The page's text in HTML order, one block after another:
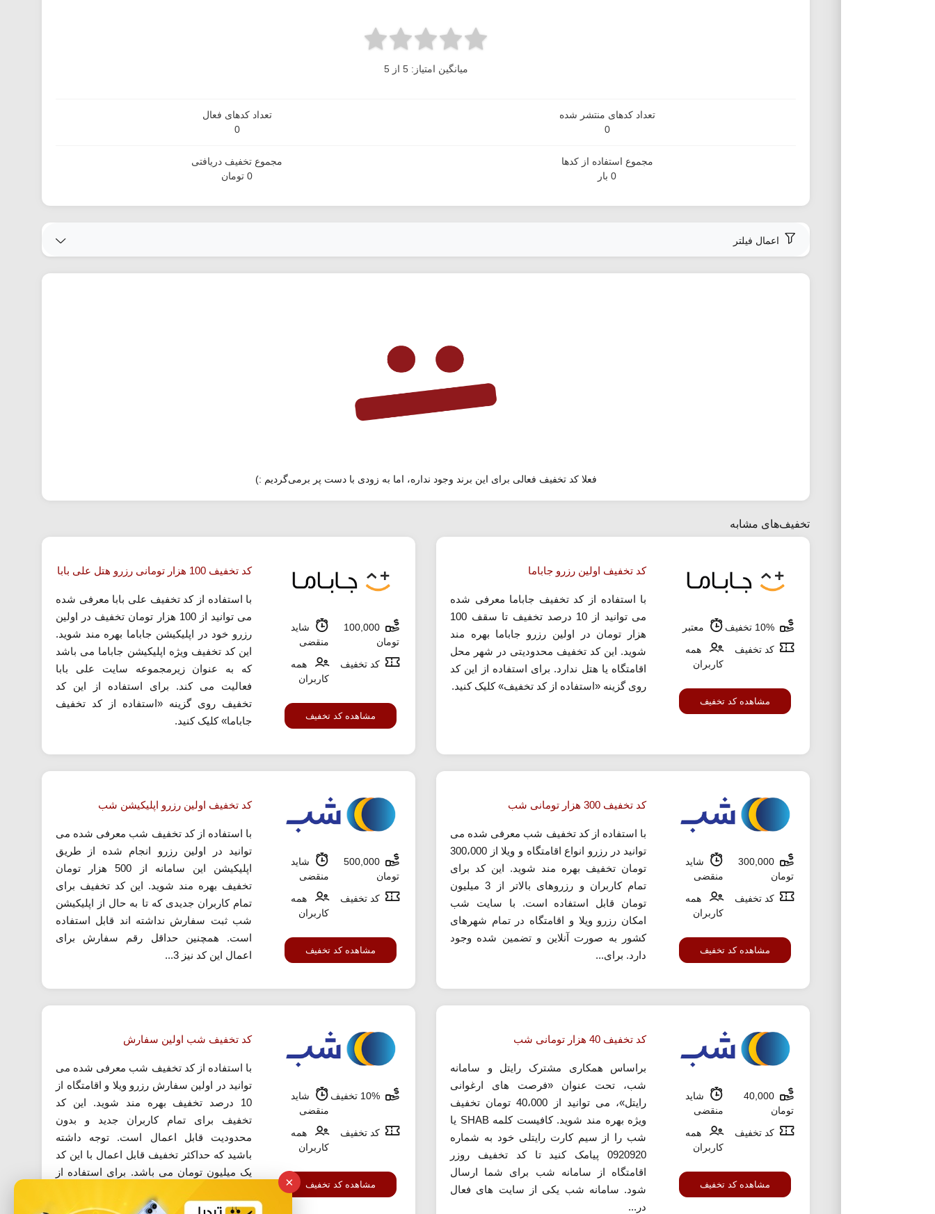
میانگین امتیاز: 5 از 5
تعداد کدهای منتشر شده
0
تعداد کدهای فعال
0
مجموع استفاده از کدها
0 بار
مجموع تخفیف دریافتی
0 تومان
اعمال فیلتر
فعلا کد تخفیف فعالی برای این برند وجود نداره، اما به زودی با دست پر برمی‌گردیم :)
تخفیف‌های مشابه
معتبر
کد تخفیف
همه
کاربران
مشاهده کد تخفیف
کد تخفیف اولین رزرو جاباما
با استفاده از کد تخفیف جاباما معرفی شده
می توانید از 10 درصد تخفیف تا سقف 100
هزار تومان در اولین رزرو جاباما بهره مند
شوید. این کد تخفیف محدودیتی در شهر محل
اقامتگاه یا هتل ندارد. برای استفاده از این کد
روی گزینه «استفاده از کد تخفیف» کلیک کنید.
100,000
تومان
شاید
منقضی
کد تخفیف
همه
کاربران
مشاهده کد تخفیف
کد تخفیف 100 هزار تومانی رزرو هتل علی بابا
با استفاده از کد تخفیف علی بابا معرفی شده
می توانید از 100 هزار تومان تخفیف در اولین
رزرو خود در اپلیکیشن جاباما بهره مند شوید.
این کد تخفیف ویژه اپلیکیشن جاباما می باشد
که به عنوان زیرمجموعه سایت علی بابا
فعالیت می کند. برای استفاده از این کد
تخفیف روی گزینه «استفاده از کد تخفیف
جاباما» کلیک کنید.
300,000
تومان
شاید
منقضی
کد تخفیف
همه
کاربران
مشاهده کد تخفیف
کد تخفیف 300 هزار تومانی شب
با استفاده از کد تخفیف شب معرفی شده می
توانید در رزرو انواع اقامتگاه و ویلا از 300،000
تومان تخفیف بهره مند شوید. این کد برای
تمام کاربران و رزروهای بالاتر از 3 میلیون
تومان قابل استفاده است. با سایت شب
امکان رزرو ویلا و اقامتگاه در تمام شهرهای
کشور به صورت آنلاین و تضمین شده وجود
دارد. برای...
500,000
تومان
شاید
منقضی
کد تخفیف
همه
کاربران
مشاهده کد تخفیف
کد تخفیف اولین رزرو اپلیکیشن شب
با استفاده از کد تخفیف شب معرفی شده می
توانید در اولین رزرو انجام شده از طریق
اپلیکیشن این سامانه از 500 هزار تومان
تخفیف بهره مند شوید. این کد تخفیف برای
تمام کاربران جدیدی که تا به حال از اپلیکیشن
شب ثبت سفارش نداشته اند قابل استفاده
است. همچنین حداقل رقم سفارش برای
اعمال این کد نیز 3...
40,000
تومان
شاید
منقضی
کد تخفیف
همه
کاربران
مشاهده کد تخفیف
کد تخفیف 40 هزار تومانی شب
براساس همکاری مشترک رایتل و سامانه
شب، تحت عنوان «فرصت های ارغوانی
رایتل»، می توانید از 40،000 تومان تخفیف
ویژه بهره مند شوید. کافیست کلمه SHAB یا
شب را از سیم کارت رایتلی خود به شماره
0920920 پیامک کنید تا کد تخفیف روزر
اقامتگاه از سامانه شب برای شما ارسال
شود. سامانه شب یکی از سایت های فعال
در...
شاید
منقضی
کد تخفیف
همه
کاربران
مشاهده کد تخفیف
کد تخفیف شب اولین سفارش
با استفاده از کد تخفیف شب معرفی شده می
توانید در اولین سفارش رزرو ویلا و اقامتگاه از
10 درصد تخفیف بهره مند شوید. این کد
تخفیف برای تمام کاربران جدید و بدون
محدودیت قابل اعمال است. توجه داشته
باشید که حداکثر تخفیف قابل اعمال با این کد
یک میلیون تومان می باشد. برای استفاده از
×